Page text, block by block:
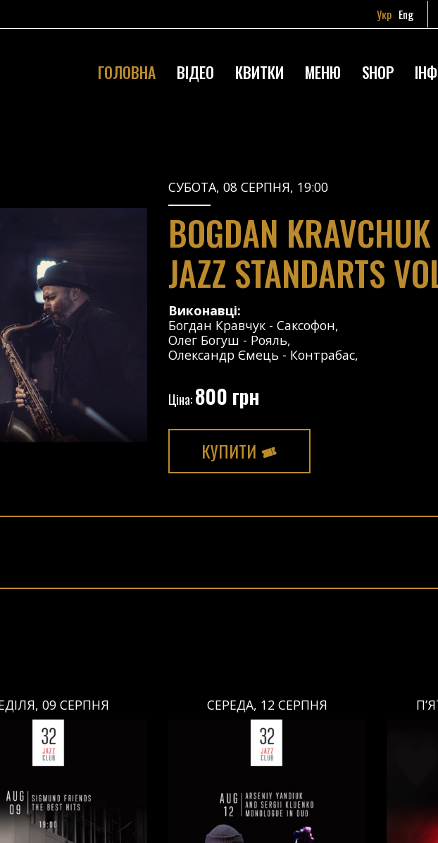
Укр Eng
ГОЛОВНА ВІДЕО КВИТКИ МЕНЮ SHOP
СУБОТА, 08 СЕРПНЯ, 19:00
BOGDAN
JAZZ STANDARTS
Виконавці:
Богдан Кравчук - Саксофон,
Олег Богуш - Рояль,
Олександр Ємець - Контрабас,
Ціна:800 грн
КУПИТИ
09 СЕРПНЯ
Ціна:
СЕРЕДА, 12 СЕРПНЯ
Ціна: